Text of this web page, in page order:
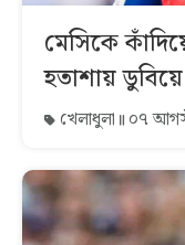
মেসিকে
হতাশায় ডুবিয়ে
খেলাধুলা ০৭